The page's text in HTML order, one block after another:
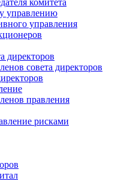
управлению
управления
директоров
совета директоров
правления
рисками